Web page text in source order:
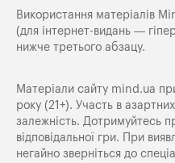
Використання матеріалів
(для інтернет-видань —
нижче третього абзацу.
Матеріали сайту mind.ua
року (21+). Участь в
залежність. Дотримуйтесь
відповідальної гри. При
негайно зверніться до